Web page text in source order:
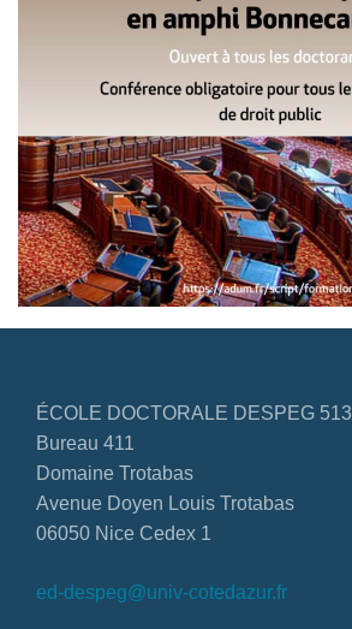
ÉCOLE DOCTORALE DESPEG 513
Bureau 411
Domaine Trotabas
Avenue Doyen Louis Trotabas
06050 Nice Cedex 1
ed-despeg@univ-cotedazur.fr